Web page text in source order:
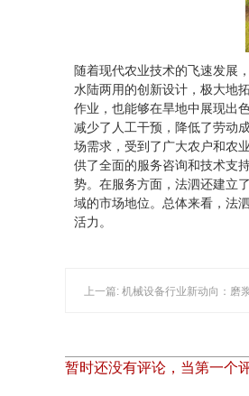
随着现代农业技术的飞速发展，
水陆两用的创新设计，极大地
作业，也能够在旱地中展现出
减少了人工干预，降低了劳动
场需求，受到了广大农户和农
供了全面的服务咨询和技术支
势。在服务方面，法泗还建立
域的市场地位。总体来看，法
活力。
上一篇: 机械设备行业新动向：磨
暂时还没有评论，当第一个